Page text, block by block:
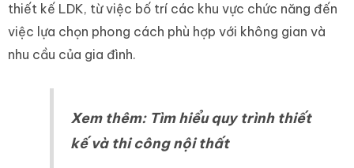
thiết kế LDK, từ việc bố trí các khu vực chức năng đến
việc lựa chọn phong cách phù hợp với không gian và
nhu cầu của gia đình.
Xem thêm: Tìm hiểu quy trình thiết
kế và thi công nội thất